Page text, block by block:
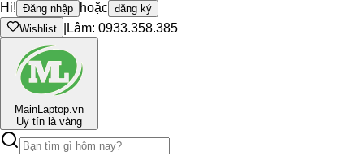
Hi! Đăng nhập hoặc đăng ký
Wishlist
Lâm: 0933.358.385
MainLaptop.vn
Uy tín là vàng